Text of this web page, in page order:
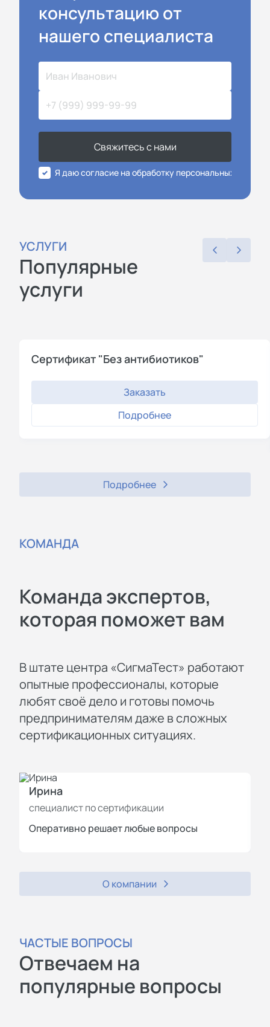
консультацию от
нашего специалиста
Свяжитесь с нами
Я даю согласие на обработку персональных
УСЛУГИ
Популярные
услуги
Сертификат "Без антибиотиков"
Заказать
Подробнее
Подробнее
КОМАНДА
Команда экспертов,
которая поможет вам
В штате центра «СигмаТест» работают
опытные профессионалы, которые
любят своё дело и готовы помочь
предпринимателям даже в сложных
сертификационных ситуациях.
Ирина
специалист по сертификации
Оперативно решает любые вопросы
О компании
ЧАСТЫЕ ВОПРОСЫ
Отвечаем на
популярные вопросы